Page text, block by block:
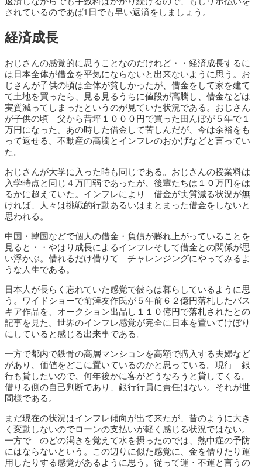
されているのであば1日でも早い返済をしましょう。
経済成長
おじさんの感覚的に思うことなのだけれど・・経済成長するに
は日本全体が借金を平気にならないと出来ないように思う。お
じさんが子供の頃は全体が貧しかったが、借金をして家を建て
て土地を買ったら、見る見るうちに値段が高騰し、借金などは
実質減ってしまったというのが見ていた状況である。おじさん
が子供の頃 父から昔坪１０００円で買った田んぼが５年で１
万円になった。あの時した借金して苦しんだが、今は余裕をも
って返せる。不動産の高騰とインフレのおかげなどと言ってい
た。
おじさんが大学に入った時も同じである。おじさんの授業料は
入学時点と同じ４万円弱であったが、後輩たちは１０万円をは
るかに超えていた。インフレにより 借金が実質減る状況が無
ければ、人々は挑戦的行動あるいはまとまった借金をしないと
思われる。
中国・韓国などで個人の借金・負債が膨れ上がっていることを
見ると・・やはり成長によるインフレそして借金との関係が思
い浮かぶ。借れるだけ借りて チャレンジングにやってみるよ
うな人生である。
日本人が長らく忘れていた感覚で彼らは暮らしているように思
う。ワイドショーで前澤友作氏が５年前６２億円落札したバス
キア作品を、オークション出品し１１０億円で落札されたとの
記事を見た。世界のインフレ感覚が完全に日本を置いてけぼり
にしていると感じる出来事である。
一方で都内で鉄骨の高層マンションを高額で購入する夫婦など
があり、価値をどこに置いているのかと思っている。現行 銀
行も貸したいので、何年後かに客がどうなろうと貸してくる。
借りる側の自己判断であり、銀行行員に責任はない。それが世
間様である。
まだ現在の状況はインフレ傾向が出て来たが、昔のように大き
く変動しないのでローンの支払いが軽く感じる状況ではない。
一方で のどの渇きを覚えて水を摂ったのでは、熱中症の予防
にはならないという。この辺りに似た感覚に、金を借りたり運
用したりする感覚があるように思う。従って運・不運と言うの